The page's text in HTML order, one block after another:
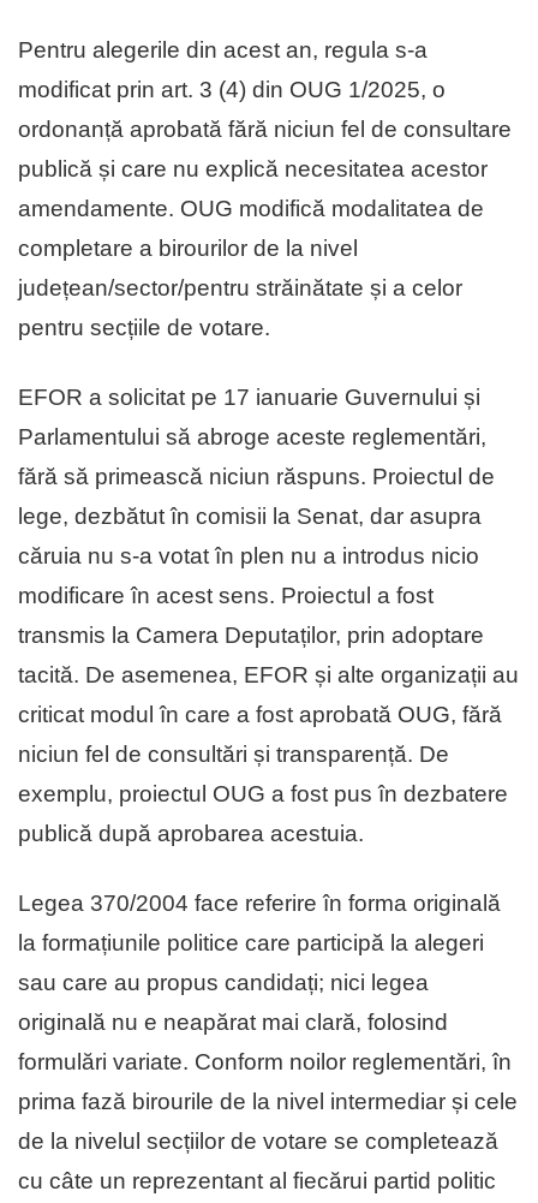
Pentru alegerile din acest an, regula s-a
modificat prin art. 3 (4) din OUG 1/2025, o
ordonanță aprobată fără niciun fel de consultare
publică și care nu explică necesitatea acestor
amendamente. OUG modifică modalitatea de
completare a birourilor de la nivel
județean/sector/pentru străinătate și a celor
pentru secțiile de votare.
EFOR a solicitat pe 17 ianuarie Guvernului și
Parlamentului să abroge aceste reglementări,
fără să primească niciun răspuns. Proiectul de
lege, dezbătut în comisii la Senat, dar asupra
căruia nu s-a votat în plen nu a introdus nicio
modificare în acest sens. Proiectul a fost
transmis la Camera Deputaților, prin adoptare
tacită. De asemenea, EFOR și alte organizații au
criticat modul în care a fost aprobată OUG, fără
niciun fel de consultări și transparență. De
exemplu, proiectul OUG a fost pus în dezbatere
publică după aprobarea acestuia.
Legea 370/2004 face referire în forma originală
la formațiunile politice care participă la alegeri
sau care au propus candidați; nici legea
originală nu e neapărat mai clară, folosind
formulări variate. Conform noilor reglementări, în
prima fază birourile de la nivel intermediar și cele
de la nivelul secțiilor de votare se completează
cu câte un reprezentant al fiecărui partid politic